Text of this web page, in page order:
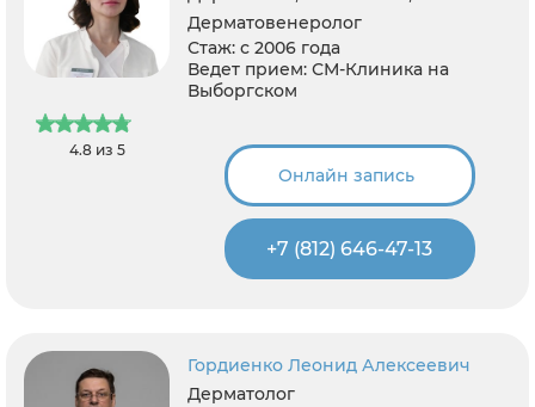
4.8 из 5
Дерматовенеролог
Стаж: с 2006 года
Ведет прием: СМ-Клиника на
Выборгском
Онлайн запись
+7 (812) 646-47-13
Гордиенко Леонид Алексеевич
Дерматолог